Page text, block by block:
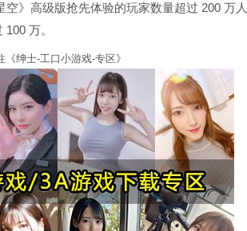
空》高级版抢先体验的玩家数量超过 200 万
万。
绅士-工口小游戏-专区》